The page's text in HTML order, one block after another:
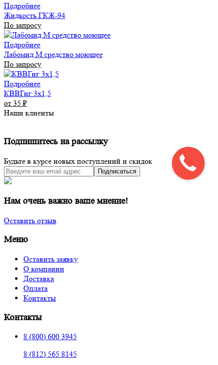
Подробнее
Жидкость ГКЖ-94
По запросу
Подробнее
Лабомид М средство моющее
По запросу
Подробнее
КВВГнг 3х1,5
от 35 ₽
Наши клиенты
Подпишитесь на рассылку
Будьте в курсе новых поступлений и скидок
Подписаться
Нам очень важно ваше мнение!
Оставить отзыв
Меню
Оставить заявку
О компании
Доставка
Оплата
Контакты
Контакты
8 (800) 600 3945
8 (812) 565 8145